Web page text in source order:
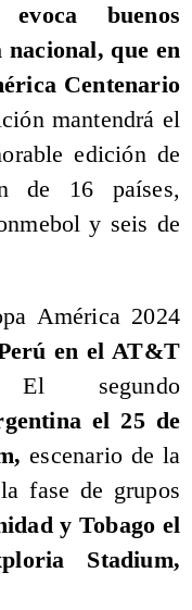
evoca buenos
que en
Centenario
mantendrá el
edición de
de 16 países,
y seis de
América 2024
en el AT&T
segundo
el 25 de
escenario de la
fase de grupos
y Tobago el
Stadium,